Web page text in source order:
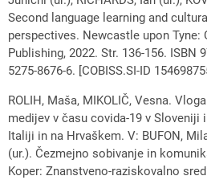
Second language learning and
perspectives. Newcastle upon Tyne:
Publishing, 2022. Str. 136-156. ISBN
5275-8676-6. [COBISS.SI-ID
ROLIH, Maša, MIKOLIČ, Vesna.
medijev v času covida-19 v Sloveniji
Italiji in na Hrvaškem. V: BUFON,
(ur.). Čezmejno sobivanje in
Koper: Znanstveno-raziskovalno